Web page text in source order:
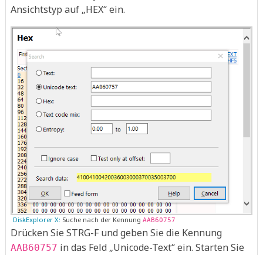
Ansichtstyp auf „HEX“ ein.
DiskExplorer X: Suche nach der Kennung AAB60757
Drücken Sie STRG-F und geben Sie die Kennung
AAB60757 in das Feld „Unicode-Text“ ein. Starten Sie